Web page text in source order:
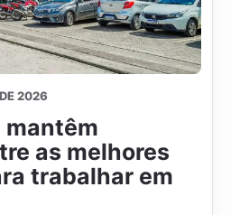
2026
mantêm
as melhores
trabalhar em